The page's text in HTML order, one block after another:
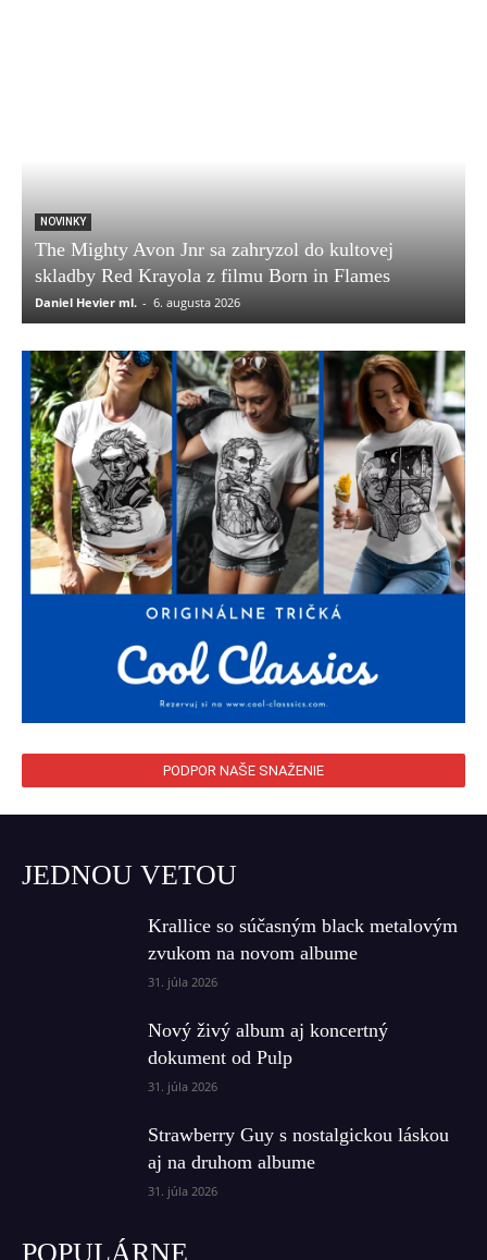
NOVINKY
The Mighty Avon Jnr sa zahryzol do kultovej
skladby Red Krayola z filmu Born in Flames
Daniel Hevier ml. - 6. augusta 2026
PODPOR NAŠE SNAŽENIE
JEDNOU VETOU
Krallice so súčasným black metalovým
zvukom na novom albume
31. júla 2026
Nový živý album aj koncertný
dokument od Pulp
31. júla 2026
Strawberry Guy s nostalgickou láskou
aj na druhom albume
31. júla 2026
POPULÁRNE